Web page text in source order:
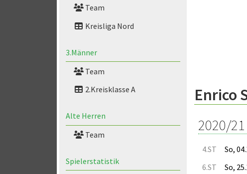
Team
Kreisliga Nord
3.Männer
Team
2.Kreisklasse A
Alte Herren
Team
Spielerstatistik
Enrico
2020/21
4.ST So,
6.ST So,